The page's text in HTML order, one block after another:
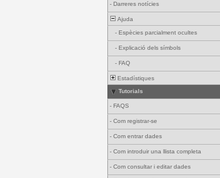
- Darreres notícies
Ajuda
- Espècies parcialment ocultes
- Explicació dels símbols
- FAQ
Estadístiques
Tutorials
- FAQS
- Com registrar-se
- Com entrar dades
- Com introduir una llista completa
- Com consultar i editar dades